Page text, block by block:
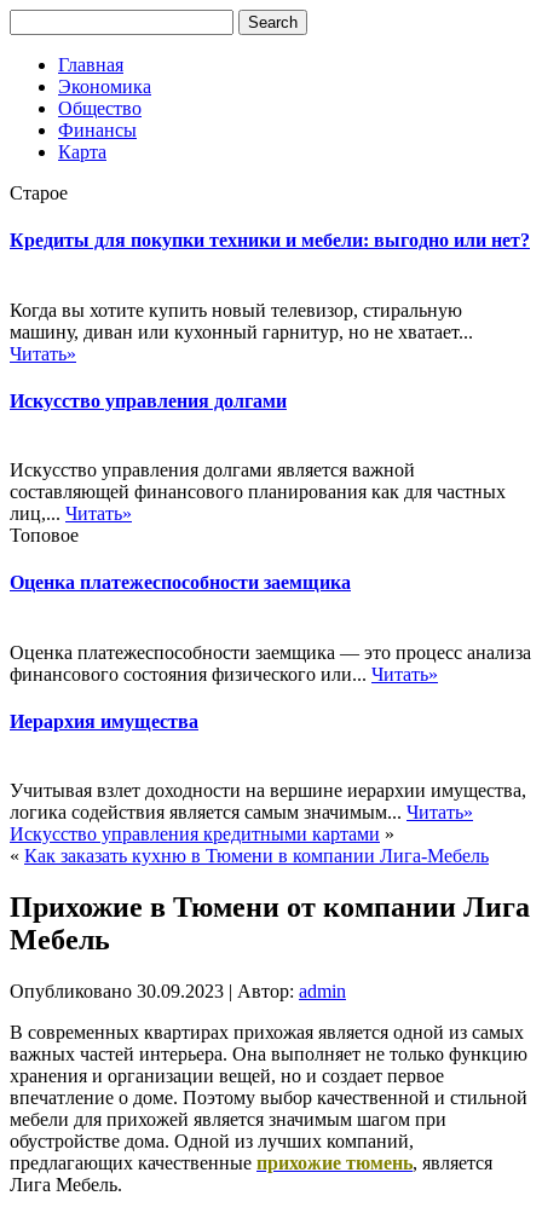
Главная
Экономика
Общество
Финансы
Карта
Старое
Кредиты для покупки техники и мебели: выгодно или нет?
Когда вы хотите купить новый телевизор, стиральную
машину, диван или кухонный гарнитур, но не хватает...
Читать»
Искусство управления долгами
Искусство управления долгами является важной
составляющей финансового планирования как для частных
лиц,... Читать»
Топовое
Оценка платежеспособности заемщика
Оценка платежеспособности заемщика — это процесс анализа
финансового состояния физического или... Читать»
Иерархия имущества
Учитывая взлет доходности на вершине иерархии имущества,
логика содействия является самым значимым... Читать»
Искусство управления кредитными картами »
« Как заказать кухню в Тюмени в компании Лига-Мебель
Прихожие в Тюмени от компании Лига
Мебель
Опубликовано 30.09.2023 | Автор: admin
В современных квартирах прихожая является одной из самых
важных частей интерьера. Она выполняет не только функцию
хранения и организации вещей, но и создает первое
впечатление о доме. Поэтому выбор качественной и стильной
мебели для прихожей является значимым шагом при
обустройстве дома. Одной из лучших компаний,
предлагающих качественные прихожие тюмень, является
Лига Мебель.